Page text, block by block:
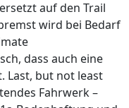
auf den Trail
wird bei Bedarf
dass auch eine
Last, but not least
Fahrwerk –